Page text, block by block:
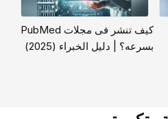
کیف تنشر فی مجلات PubMed
بسرعه؟ | دلیل الخبراء (2025)